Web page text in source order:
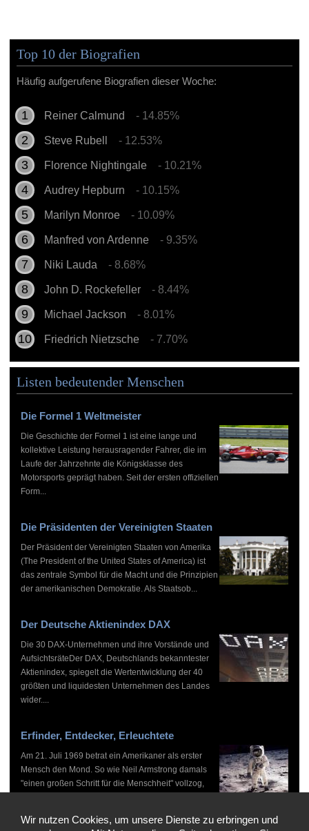
Top 10 der Biografien
Häufig aufgerufene Biografien dieser Woche:
Reiner Calmund - 14.85%
Steve Rubell - 12.53%
Florence Nightingale - 10.21%
Audrey Hepburn - 10.15%
Marilyn Monroe - 10.09%
Manfred von Ardenne - 9.35%
Niki Lauda - 8.68%
John D. Rockefeller - 8.44%
Michael Jackson - 8.01%
Friedrich Nietzsche - 7.70%
Listen bedeutender Menschen
Die Formel 1 Weltmeister
Die Geschichte der Formel 1 ist eine lange und
kollektive Leistung herausragender Fahrer, die im
Laufe der Jahrzehnte die Königsklasse des
Motorsports geprägt haben. Seit der ersten offiziellen
Form...
Die Präsidenten der Vereinigten Staaten
Der Präsident der Vereinigten Staaten von Amerika
(The President of the United States of America) ist
das zentrale Symbol für die Macht und die Prinzipien
der amerikanischen Demokratie. Als Staatsob...
Der Deutsche Aktienindex DAX
Die 30 DAX-Unternehmen und ihre Vorstände und
AufsichtsräteDer DAX, Deutschlands bekanntester
Aktienindex, spiegelt die Wertentwicklung der 40
größten und liquidesten Unternehmen des Landes
wider....
Erfinder, Entdecker, Erleuchtete
Am 21. Juli 1969 betrat ein Amerikaner als erster
Mensch den Mond. So wie Neil Armstrong damals
"einen großen Schritt für die Menschheit" vollzog,
Wir nutzen Cookies, um unsere Dienste zu erbringen und